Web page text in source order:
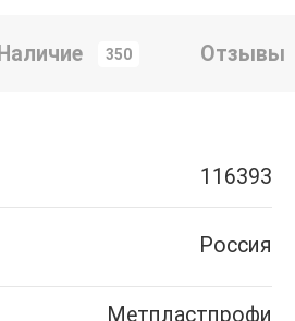
Наличие 350 Отзывы
116393
Россия
Метпластпрофи